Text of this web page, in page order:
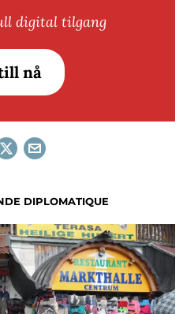
digital tilgang
nå
DIPLOMATIQUE